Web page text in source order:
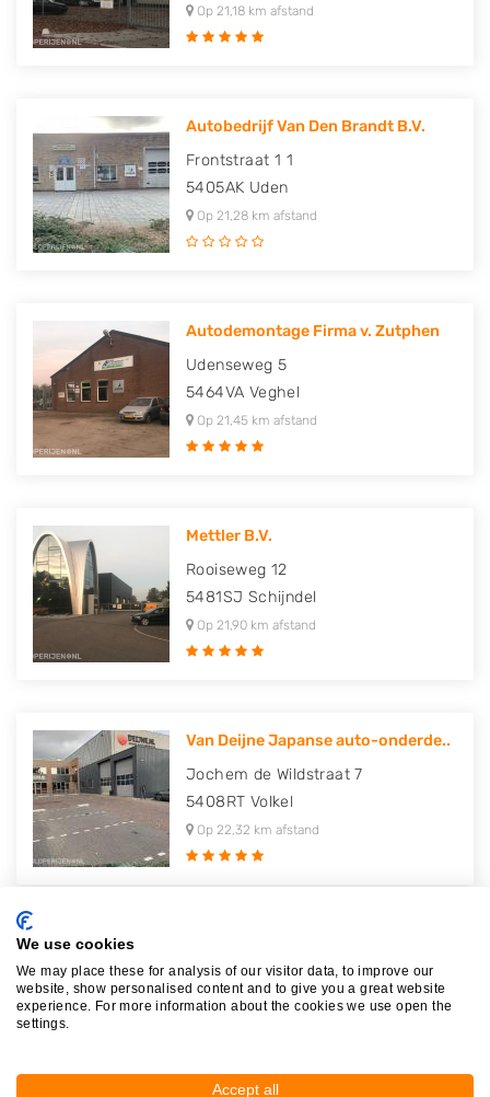
Op 21,18 km afstand
Autobedrijf Van Den Brandt B.V.
Frontstraat 1 1
5405AK Uden
Op 21,28 km afstand
Autodemontage Firma v. Zutphen
Udenseweg 5
5464VA Veghel
Op 21,45 km afstand
Mettler B.V.
Rooiseweg 12
5481SJ Schijndel
Op 21,90 km afstand
Van Deijne Japanse auto-onderde..
Jochem de Wildstraat 7
5408RT Volkel
Op 22,32 km afstand
Lindenhoutseweg 38
6545AJ Nijmegen
We use cookies
We may place these for analysis of our visitor data, to improve our
website, show personalised content and to give you a great website
experience. For more information about the cookies we use open the
settings.
Accept all